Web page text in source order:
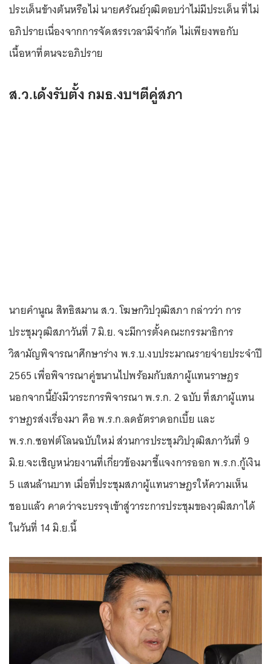
ประเด็นข้างต้นหรือไม่ นายศรัณย์วุฒิตอบว่าไม่มีประเด็น ที่ไม่
อภิปรายเนื่องจากการจัดสรรเวลามีจำกัด ไม่เพียงพอกับ
เนื้อหาที่ตนจะอภิปราย
ส.ว.เด้งรับตั้ง กมธ.งบฯตีคู่สภา
นายคำนูณ สิทธิสมาน ส.ว. โฆษกวิปวุฒิสภา กล่าวว่า การ
ประชุมวุฒิสภาวันที่ 7 มิ.ย. จะมีการตั้งคณะกรรมาธิการ
วิสามัญพิจารณาศึกษาร่าง พ.ร.บ.งบประมาณรายจ่ายประจำปี
2565 เพื่อพิจารณาคู่ขนานไปพร้อมกับสภาผู้แทนราษฎร
นอกจากนี้ยังมีวาระการพิจารณา พ.ร.ก. 2 ฉบับ ที่สภาผู้แทน
ราษฎรส่งเรื่องมา คือ พ.ร.ก.ลดอัตราดอกเบี้ย และ
พ.ร.ก.ซอฟต์โลนฉบับใหม่ ส่วนการประชุมวิปวุฒิสภาวันที่ 9
มิ.ย.จะเชิญหน่วยงานที่เกี่ยวข้องมาชี้แจงการออก พ.ร.ก.กู้เงิน
5 แสนล้านบาท เมื่อที่ประชุมสภาผู้แทนราษฎรให้ความเห็น
ชอบแล้ว คาดว่าจะบรรจุเข้าสู่วาระการประชุมของวุฒิสภาได้
ในวันที่ 14 มิ.ย.นี้